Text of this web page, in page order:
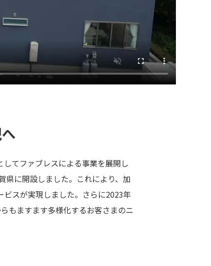
てファブレスによる事業を展開し
県に開設しました。これにより、加
スが実現しました。さらに2023年
もますます多様化するお客さまのニ